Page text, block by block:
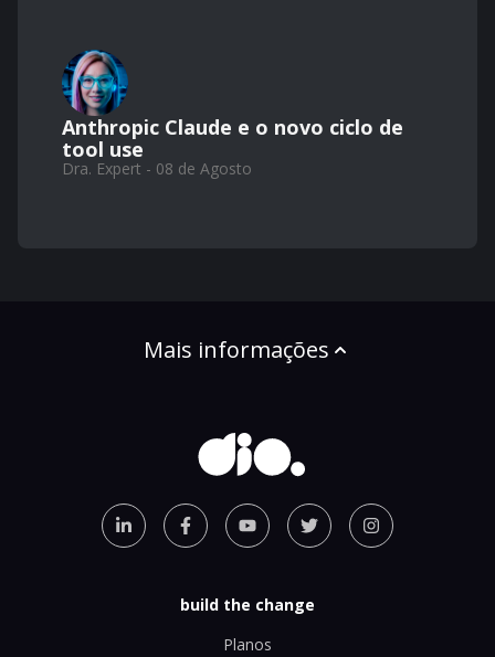
Anthropic Claude e o novo ciclo de
tool use
Dra. Expert - 08 de Agosto
Mais informações
build the change
Planos